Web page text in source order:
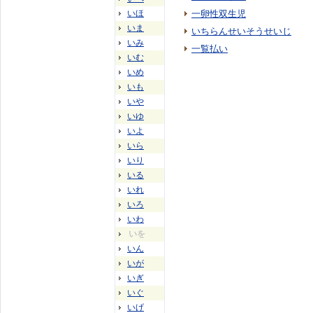
いほ
いま
いみ
いむ
いめ
いも
いや
いゆ
いよ
いら
いり
いる
いれ
いろ
いわ
いを
いん
いが
いぎ
いぐ
いげ
一卵性双生児
いちらんせいそうせいじ
一覧払い